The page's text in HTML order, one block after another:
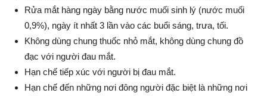
Rửa mắt hàng ngày bằng nước muối sinh lý (nước muối
0,9%), ngày ít nhất 3 lần vào các buổi sáng, trưa, tối.
Không dùng chung thuốc nhỏ mắt, không dùng chung đồ
đạc với người đau mắt.
Hạn chế tiếp xúc với người bị đau mắt.
Hạn chế đến những nơi đông người đặc biệt là những nơi